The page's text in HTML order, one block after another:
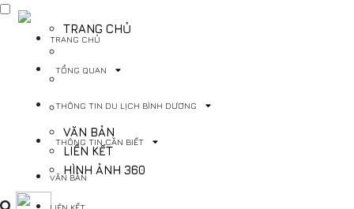
TRANG CHỦ
THÔNG TIN CẦN BIẾT
VĂN BẢN
LIÊN KẾT
HÌNH ẢNH 360
TRANG CHỦ
TỔNG QUAN
THÔNG TIN DU LỊCH BÌNH DƯƠNG
THÔNG TIN CẦN BIẾT
VĂN BẢN
LIÊN KẾT